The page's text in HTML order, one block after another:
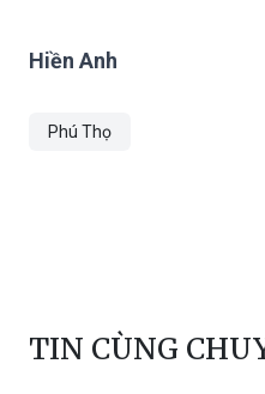
Hiền Anh
Phú Thọ
TIN CÙNG